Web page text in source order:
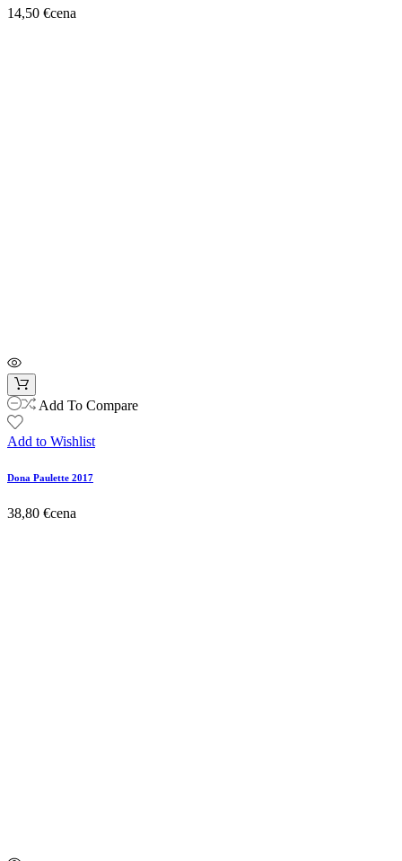
14,50 €cena
Add To Compare
Add to Wishlist
Dona Paulette 2017
38,80 €cena